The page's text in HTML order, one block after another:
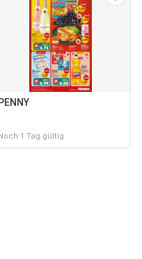
PENNY
1 Tag gültig